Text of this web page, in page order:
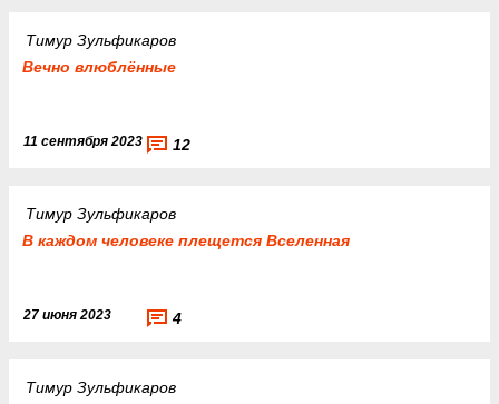
Тимур Зульфикаров
Вечно влюблённые
11 сентября 2023 12
Тимур Зульфикаров
В каждом человеке плещется Вселенная
27 июня 2023 4
Тимур Зульфикаров